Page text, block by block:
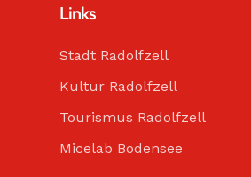
Links
Stadt Radolfzell
Kultur Radolfzell
Tourismus Radolfzell
Micelab Bodensee